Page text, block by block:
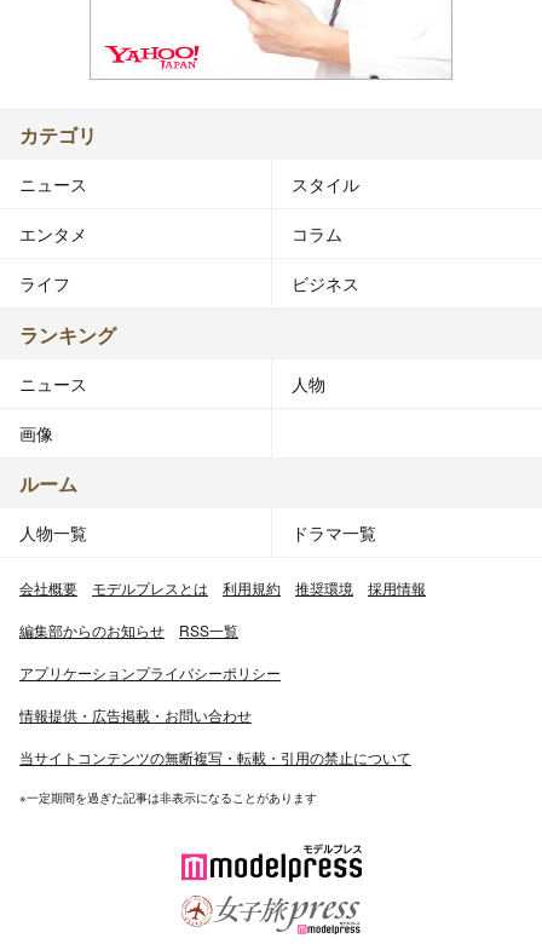
カテゴリ
ニュース スタイル
エンタメ コラム
ライフ ビジネス
ランキング
ニュース 人物
画像
ルーム
人物一覧 ドラマ一覧
会社概要 モデルプレスとは 利用規約 推奨環境 採用情報
編集部からのお知らせ RSS一覧
アプリケーションプライバシーポリシー
情報提供・広告掲載・お問い合わせ
当サイトコンテンツの無断複写・転載・引用の禁止について
※一定期間を過ぎた記事は非表示になることがあります